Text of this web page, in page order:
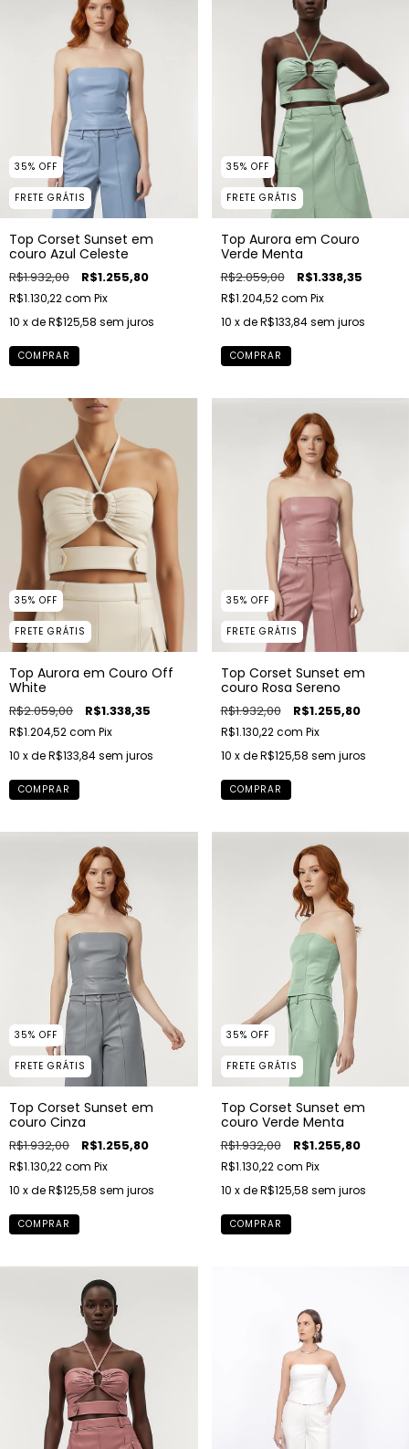
35% OFF
FRETE GRÁTIS
Top Corset Sunset em
couro Azul Celeste
R$1.932,00 R$1.255,80
R$1.130,22com Pix
10 x deR$125,58 sem juros
COMPRAR
35% OFF
FRETE GRÁTIS
Top Aurora em Couro
Verde Menta
R$2.059,00 R$1.338,35
R$1.204,52com Pix
10 x deR$133,84 sem juros
COMPRAR
35% OFF
FRETE GRÁTIS
Top Aurora em Couro Off
White
R$2.059,00 R$1.338,35
R$1.204,52com Pix
10 x deR$133,84sem juros
COMPRAR
35% OFF
FRETE GRÁTIS
Top Corset Sunset em
couro Rosa Sereno
R$1.932,00 R$1.255,80
R$1.130,22com Pix
10 x deR$125,58 sem juros
COMPRAR
35% OFF
FRETE GRÁTIS
Top Corset Sunset em
couro Cinza
R$1.932,00 R$1.255,80
R$1.130,22com Pix
10 x deR$125,58 sem juros
COMPRAR
35% OFF
FRETE GRÁTIS
Top Corset Sunset em
couro Verde Menta
R$1.932,00 R$1.255,80
R$1.130,22com Pix
10 x deR$125,58 sem juros
COMPRAR